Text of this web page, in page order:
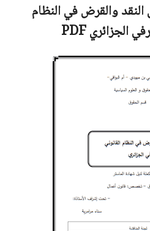
والقرض في النظام
الجزائريPDF